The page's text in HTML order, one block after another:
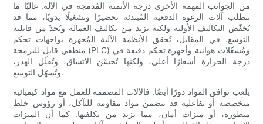
من الجوانب المهمة الأخرى درجة الأتمتة المُدمجة في الآلة. غالبًا ما
تتطلب آلات الرغوة الدفعية المُبتدئة تحضيرًا وتشغيلًا يدويًا، مما قد
يُخفّض التكاليف الأولية ولكنه يزيد من تكاليف العمالة ويُحدّ من قابلية
التوسع. في المقابل، تُحقق الأنظمة الآلية المُجهزة بواجهات تحكم
منطقي قابل للبرمجة (PLC) ومُشغّلات هوائية وأجهزة تحكم دقيقة في
درجة الحرارة أسعارًا أعلى، ولكنها تُحسّن الاتساق، وتُقلّل الهدر،
وتُسهّل التوسع.
يلعب توافق المواد دورًا أيضًا. فالآلات المصممة للعمل مع مواد كيميائية
متخصصة أو تفاعلية قد تتضمن مواد مقاومة للتآكل، أو رؤوس خلط
متطورة، أو ميزات أمان، مما يزيد من تكلفتها. كما أن الميزات